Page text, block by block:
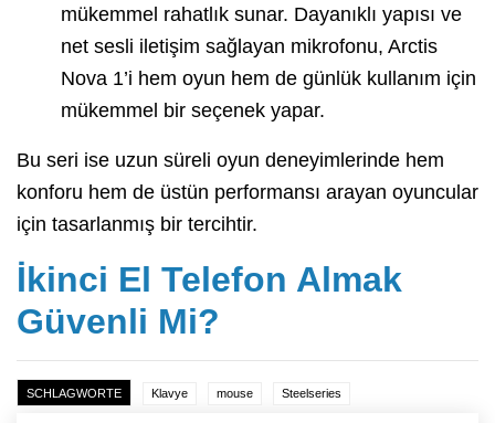
mükemmel rahatlık sunar. Dayanıklı yapısı ve
net sesli iletişim sağlayan mikrofonu, Arctis
Nova 1’i hem oyun hem de günlük kullanım için
mükemmel bir seçenek yapar.
Bu seri ise uzun süreli oyun deneyimlerinde hem
konforu hem de üstün performansı arayan oyuncular
için tasarlanmış bir tercihtir.
İkinci El Telefon Almak
Güvenli Mi?
SCHLAGWORTE Klavye mouse Steelseries